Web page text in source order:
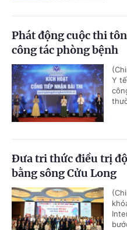
Phát động cuộc thi
công tác phòng bệnh
Y
Đưa tri thức điều trị
bằng sông Cửu Long